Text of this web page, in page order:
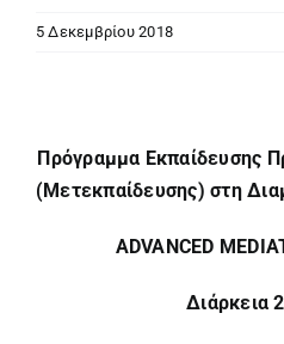
5 Δεκεμβρίου 2018
Πρόγραμμα Εκπαίδευσης
(Μετεκπαίδευσης)στη
ADVANCED
Διάρκεια